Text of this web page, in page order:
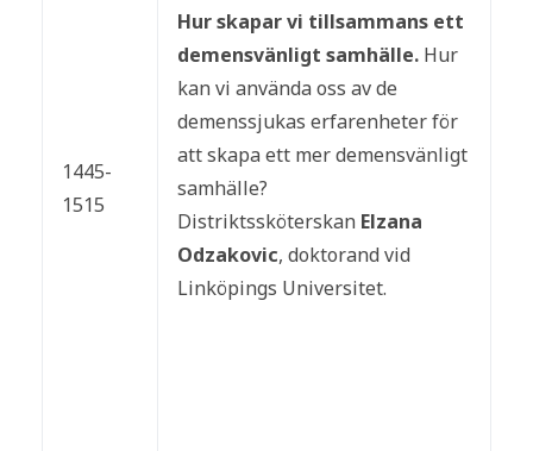
1445-
1515
Hur skapar vi tillsammans ett
demensvänligt samhälle. Hur
kan vi använda oss av de
demenssjukas erfarenheter för
att skapa ett mer demensvänligt
samhälle?
Distriktssköterskan Elzana
Odzakovic, doktorand vid
Linköpings Universitet.